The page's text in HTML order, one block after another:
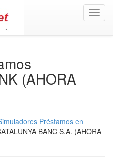
(AHORA
Préstamos en
BANC S.A. (AHORA